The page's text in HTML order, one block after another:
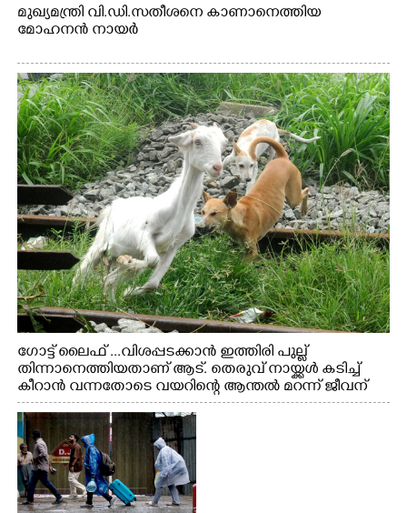
മുഖ്യമന്ത്രി വി.ഡി.സതീശനെ കാണാനെത്തിയ
മോഹനൻ നായർ
ഗോട്ട് ലൈഫ് ...വിശപ്പടക്കാൻ ഇത്തിരി പുല്ല്
തിന്നാനെത്തിയതാണ് ആട്. തെരുവ് നായ്ക്കൾ കടിച്ച്
കീറാൻ വന്നതോടെ വയറിന്റെ ആന്തൽ മറന്ന് ജീവന്
വേണ്ടിയായി ഓട്ടം. എറണാകുളം വാത്തുരുത്തിയിൽ
നിന്നുള്ള കാഴ്ച